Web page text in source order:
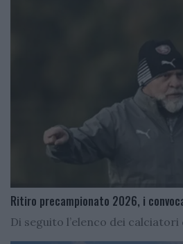
Ritiro precampionato 2026, i
Di seguito l’elenco dei